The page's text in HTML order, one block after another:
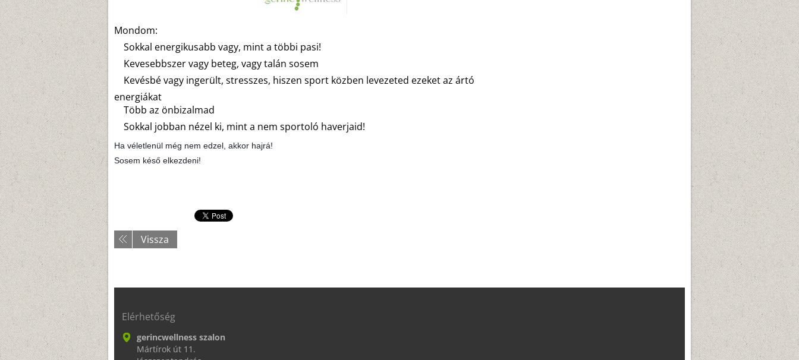
Mondom:
Sokkal energikusabb vagy, mint a többi pasi!
Kevesebbszer vagy beteg, vagy talán sosem
Kevésbé vagy ingerült, stresszes, hiszen sport közben levezeted ezeket az ártó
energiákat
Több az önbizalmad
Sokkal jobban nézel ki, mint a nem sportoló haverjaid!
Ha véletlenül még nem edzel, akkor hajrá!
Sosem késő elkezdeni!
Vissza
Elérhetőség
gerincwellness szalon
Mártírok út 11.